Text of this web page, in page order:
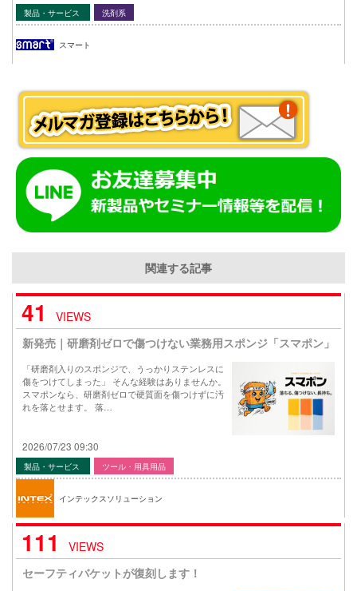
製品・サービス 洗剤系
スマート
関連する記事
41
VIEWS
新発売｜研磨剤ゼロで傷つけない業務用スポンジ「スマポン」
「研磨剤入りのスポンジで、うっかりステンレスに
傷をつけてしまった」 そんな経験はありませんか。
スマポンなら、研磨剤ゼロで硬質面を傷つけずに汚
れを落とせます。 落…
2026/07/23 09:30
製品・サービス ツール・用具用品
インテックスソリューション
111
VIEWS
セーフティバケットが復刻します！